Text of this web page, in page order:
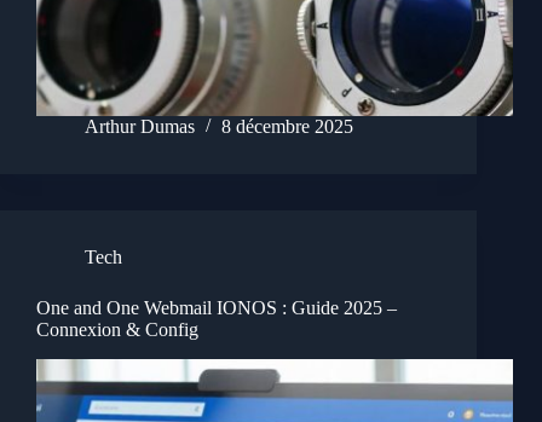
Arthur Dumas 8 décembre 2025
Tech
One and One Webmail IONOS : Guide 2025 –
Connexion & Config